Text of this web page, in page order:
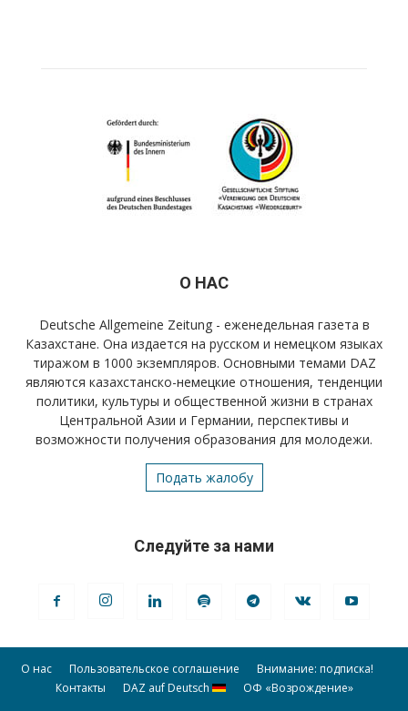
О НАС
Deutsche Allgemeine Zeitung - еженедельная газета в
Казахстане. Она издается на русском и немецком языках
тиражом в 1000 экземпляров. Основными темами DAZ
являются казахстанско-немецкие отношения, тенденции
политики, культуры и общественной жизни в странах
Центральной Азии и Германии, перспективы и
возможности получения образования для молодежи.
Подать жалобу
Следуйте за нами
О нас Пользовательское соглашение
Внимание: подписка!
Контакты
DAZ auf Deutsch ОФ «Возрождение»